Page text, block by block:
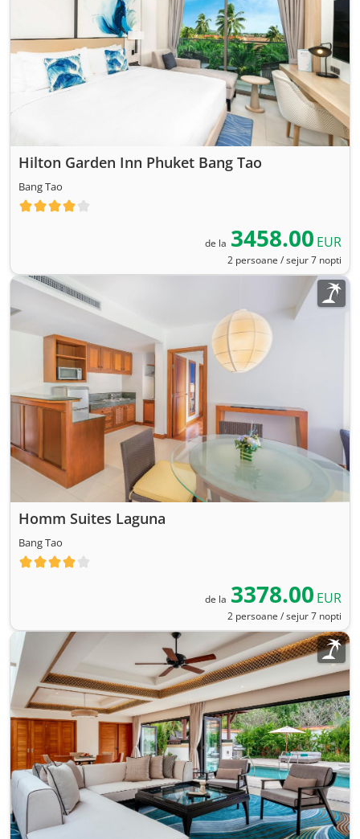
Hilton Garden Inn Phuket Bang Tao
Bang Tao
de la 3458.00 EUR
2 persoane / sejur 7 nopti
Homm Suites Laguna
Bang Tao
de la 3378.00 EUR
2 persoane / sejur 7 nopti